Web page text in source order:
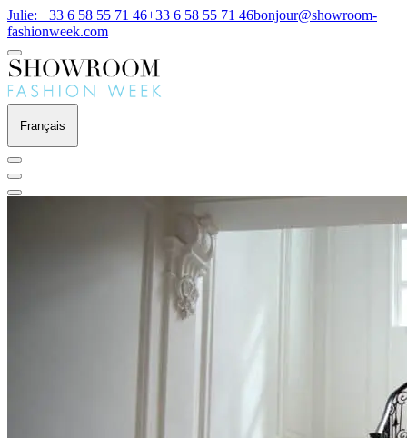
Julie: +33 6 58 55 71 46+33 6 58 55 71 46bonjour@showroom-
fashionweek.com
Français